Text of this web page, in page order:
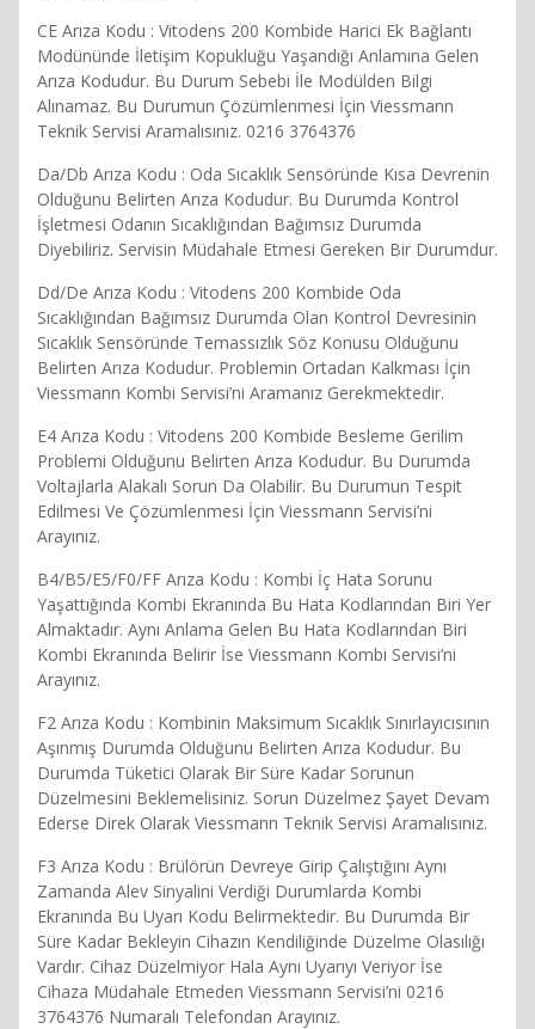
CE Arıza Kodu : Vitodens 200 Kombide Harici Ek Bağlantı
Modününde İletişim Kopukluğu Yaşandığı Anlamına Gelen
Arıza Kodudur. Bu Durum Sebebi İle Modülden Bilgi
Alınamaz. Bu Durumun Çözümlenmesi İçin Viessmann
Teknik Servisi Aramalısınız. 0216 3764376
Da/Db Arıza Kodu : Oda Sıcaklık Sensöründe Kısa Devrenin
Olduğunu Belirten Arıza Kodudur. Bu Durumda Kontrol
İşletmesi Odanın Sıcaklığından Bağımsız Durumda
Diyebiliriz. Servisin Müdahale Etmesi Gereken Bir Durumdur.
Dd/De Arıza Kodu : Vitodens 200 Kombide Oda
Sıcaklığından Bağımsız Durumda Olan Kontrol Devresinin
Sıcaklık Sensöründe Temassızlık Söz Konusu Olduğunu
Belirten Arıza Kodudur. Problemin Ortadan Kalkması İçin
Viessmann Kombi Servisi’ni Aramanız Gerekmektedir.
E4 Arıza Kodu : Vitodens 200 Kombide Besleme Gerilim
Problemi Olduğunu Belirten Arıza Kodudur. Bu Durumda
Voltajlarla Alakalı Sorun Da Olabilir. Bu Durumun Tespit
Edilmesi Ve Çözümlenmesi İçin Viessmann Servisi’ni
Arayınız.
B4/B5/E5/F0/FF Arıza Kodu : Kombi İç Hata Sorunu
Yaşattığında Kombi Ekranında Bu Hata Kodlarından Biri Yer
Almaktadır. Aynı Anlama Gelen Bu Hata Kodlarından Biri
Kombi Ekranında Belirir İse Viessmann Kombi Servisi’ni
Arayınız.
F2 Arıza Kodu : Kombinin Maksimum Sıcaklık Sınırlayıcısının
Aşınmış Durumda Olduğunu Belirten Arıza Kodudur. Bu
Durumda Tüketici Olarak Bir Süre Kadar Sorunun
Düzelmesini Beklemelisiniz. Sorun Düzelmez Şayet Devam
Ederse Direk Olarak Viessmann Teknik Servisi Aramalısınız.
F3 Arıza Kodu : Brülörün Devreye Girip Çalıştığını Aynı
Zamanda Alev Sinyalini Verdiği Durumlarda Kombi
Ekranında Bu Uyarı Kodu Belirmektedir. Bu Durumda Bir
Süre Kadar Bekleyin Cihazın Kendiliğinde Düzelme Olasılığı
Vardır. Cihaz Düzelmiyor Hala Aynı Uyarıyı Veriyor İse
Cihaza Müdahale Etmeden Viessmann Servisi’ni 0216
3764376 Numaralı Telefondan Arayınız.